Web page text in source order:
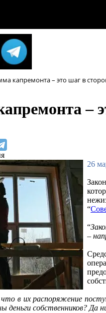
капремонта – это шаг в
–
26
“
“
–
в их распоряжение
деньги собственников?